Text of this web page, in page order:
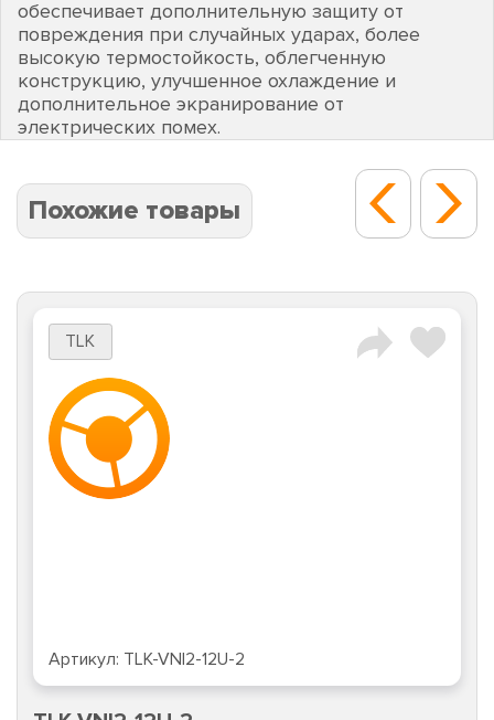
обеспечивает дополнительную защиту от
повреждения при случайных ударах, более
высокую термостойкость, облегченную
конструкцию, улучшенное охлаждение и
дополнительное экранирование от
электрических помех.
Похожие товары
TLK
Артикул: TLK-VNI2-12U-2